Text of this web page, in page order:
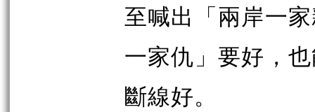
至喊出「兩岸一
一家仇」要好，
斷線好。